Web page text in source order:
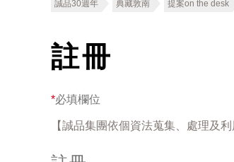
誠品30週年 典藏敦南 提案on the desk
註冊
*必填欄位
【誠品集團依個資法蒐集、處理及